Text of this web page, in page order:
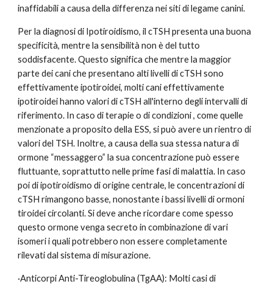
inaffidabili a causa della differenza nei siti di legame canini.
Per la diagnosi di Ipotiroidismo, il cTSH presenta una buona
specificità, mentre la sensibilità non è del tutto
soddisfacente. Questo significa che mentre la maggior
parte dei cani che presentano alti livelli di cTSH sono
effettivamente ipotiroidei, molti cani effettivamente
ipotiroidei hanno valori di cTSH all'interno degli intervalli di
riferimento. In caso di terapie o di condizioni , come quelle
menzionate a proposito della ESS, si può avere un rientro di
valori del TSH. Inoltre, a causa della sua stessa natura di
ormone “messaggero” la sua concentrazione può essere
fluttuante, soprattutto nelle prime fasi di malattia. In caso
poi di ipotiroidismo di origine centrale, le concentrazioni di
cTSH rimangono basse, nonostante i bassi livelli di ormoni
tiroidei circolanti. Si deve anche ricordare come spesso
questo ormone venga secreto in combinazione di vari
isomeri i quali potrebbero non essere completamente
rilevati dal sistema di misurazione.
·Anticorpi Anti-Tireoglobulina (TgAA): Molti casi di